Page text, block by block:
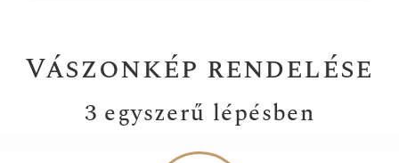
Vászonkép rendelése
3 egyszerű lépésben